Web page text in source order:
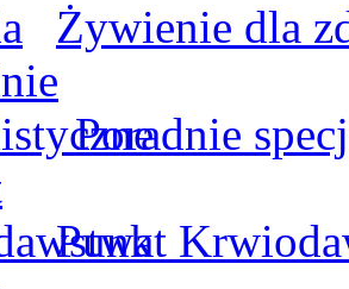
Żywienie dla
Poradnie
Punkt